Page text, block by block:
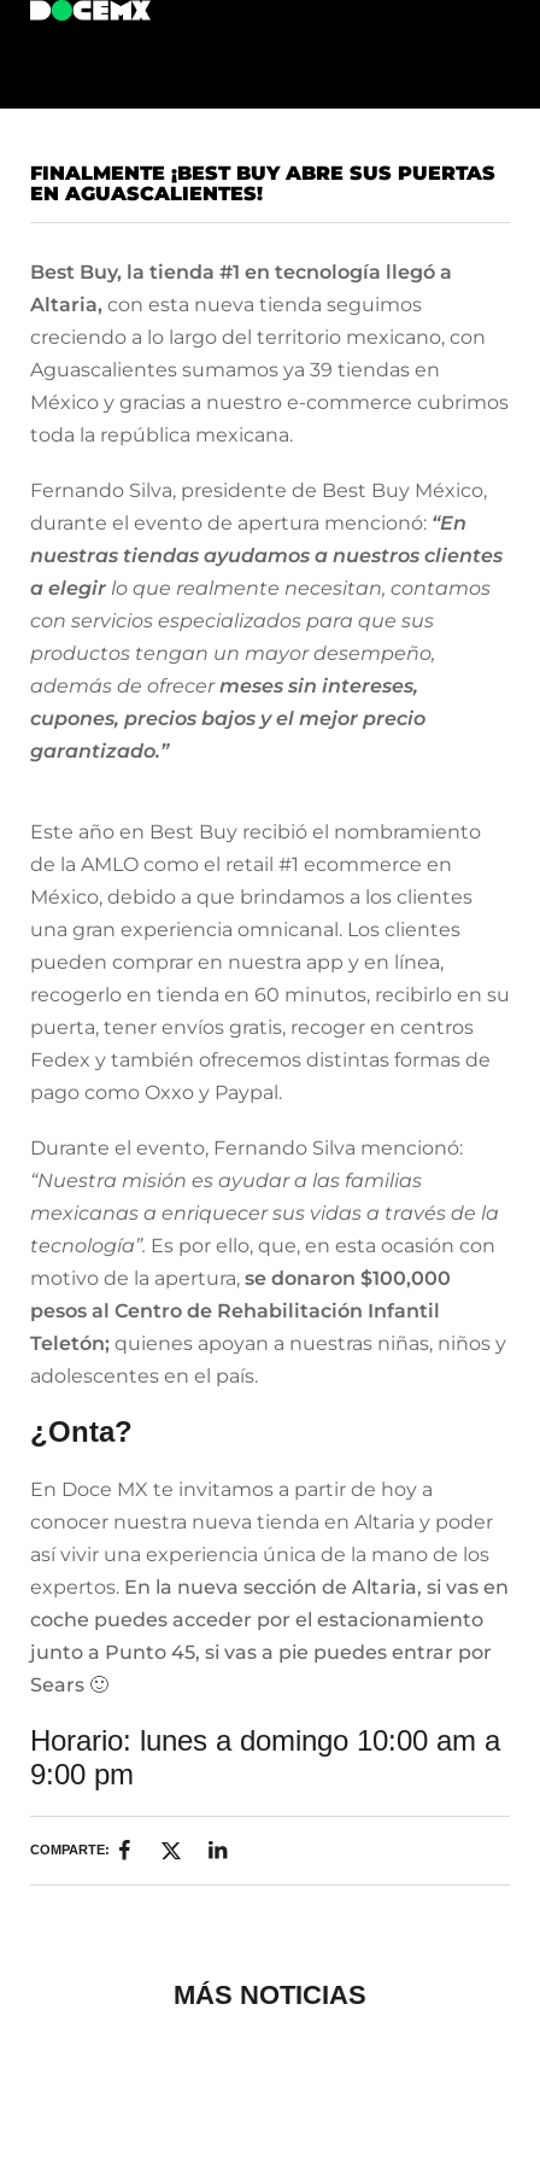
FINALMENTE ¡BEST BUY ABRE SUS PUERTAS
EN AGUASCALIENTES!
Best Buy, la tienda #1 en tecnología llegó a
Altaria, con esta nueva tienda seguimos
creciendo a lo largo del territorio mexicano, con
Aguascalientes sumamos ya 39 tiendas en
México y gracias a nuestro e-commerce cubrimos
toda la república mexicana.
Fernando Silva, presidente de Best Buy México,
durante el evento de apertura mencionó: “En
nuestras tiendas ayudamos a nuestros clientes
a elegir lo que realmente necesitan, contamos
con servicios especializados para que sus
productos tengan un mayor desempeño,
además de ofrecermeses sin intereses,
cupones, precios bajos y el mejor precio
garantizado.”
Este año en Best Buy recibió el nombramiento
de la AMLO como el retail #1 ecommerce en
México, debido a que brindamos a los clientes
una gran experiencia omnicanal. Los clientes
pueden comprar en nuestra app y en línea,
recogerlo en tienda en 60 minutos, recibirlo en su
puerta, tener envíos gratis, recoger en centros
Fedex y también ofrecemos distintas formas de
pago como Oxxo y Paypal.
Durante el evento, Fernando Silva mencionó:
“Nuestra misión es ayudar a las familias
mexicanas a enriquecer sus vidas a través de la
tecnología”. Es por ello, que, en esta ocasión con
motivo de la apertura, se donaron $100,000
pesos al Centro de Rehabilitación Infantil
Teletón; quienes apoyan a nuestras niñas, niños y
adolescentes en el país.
¿Onta?
En Doce MX te invitamos a partir de hoy a
conocer nuestra nueva tienda en Altaria y poder
así vivir una experiencia única de la mano de los
expertos. En la nueva sección de Altaria, si vas en
coche puedes acceder por el estacionamiento
junto a Punto 45, si vas a pie puedes entrar por
Sears 🙂
Horario: lunes a domingo 10:00 am a
9:00 pm
COMPARTE:
MÁS NOTICIAS